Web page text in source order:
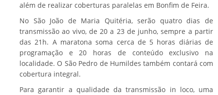
além de realizar coberturas paralelas em Bonfim de Feira.
No São João de Maria Quitéria, serão quatro dias de
transmissão ao vivo, de 20 a 23 de junho, sempre a partir
das 21h. A maratona soma cerca de 5 horas diárias de
programação e 20 horas de conteúdo exclusivo na
localidade. O São Pedro de Humildes também contará com
cobertura integral.
Para garantir a qualidade da transmissão in loco, uma